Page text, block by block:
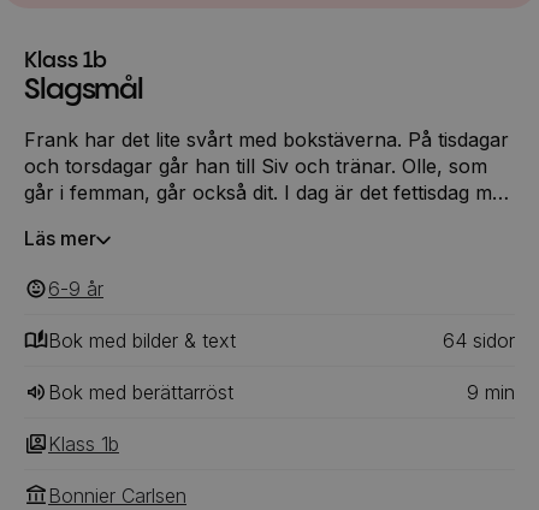
Klass 1b
Slagsmål
Frank har det lite svårt med bokstäverna. På tisdagar
och torsdagar går han till Siv och tränar. Olle, som
går i femman, går också dit. I dag är det fettisdag men
semlor! – Säger du något får du en stor fet smäll!
nu tror Siv att det är han som har tagit hennes semla!
Vad ska han göra?
Läs mer
6-9 ‎‎ år
Bok med bilder & text 64 ‎‎ sidor
Bok med berättarröst 9 min
Klass 1b
Bonnier Carlsen